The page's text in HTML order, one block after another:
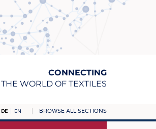
CONNECTING
THE WORLD OF TEXTILES
DE EN BROWSE ALL SECTIONS